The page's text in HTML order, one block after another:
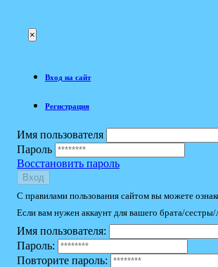
×
Вход на сайт
Регистрация
Имя пользователя
Пароль
Восстановить пароль
Вход
С правилами пользования сайтом вы можете
Если вам нужен аккаунт для вашего брата/
Имя пользователя:
Пароль:
Повторите пароль: